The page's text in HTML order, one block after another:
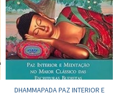
DHAMMAPADA PAZ INTERIOR E